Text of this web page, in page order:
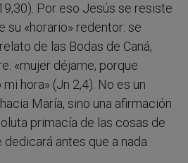
Por eso Jesús se resiste
su «horario» redentor: se
de las Bodas de Caná,
«mujer déjame, porque
hora» (Jn 2,4). No es un
María, sino una afirmación
primacía de las cosas de
antes que a nada.